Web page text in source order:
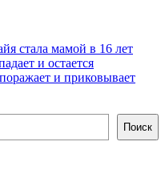
стала мамой в 16 лет
и остается
и приковывает
Поиск